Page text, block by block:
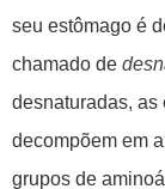
seu estômago é
chamado de
desnaturadas, as
decompõem em
grupos de